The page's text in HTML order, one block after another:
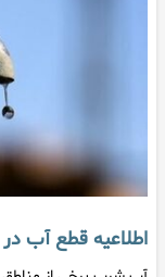
اطلاعیه قطع آب